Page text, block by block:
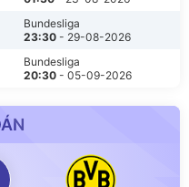
Bundesliga
23:30- 29-08-2026
Bundesliga
20:30- 05-09-2026